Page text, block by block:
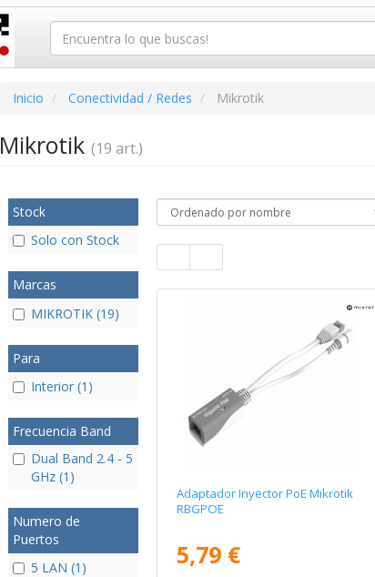
Inicio Conectividad / Redes Mikrotik
Mikrotik (19 art.)
Stock
Solo con Stock
Marcas
MIKROTIK (19)
Para
Interior (1)
Frecuencia Band
Dual Band 2.4 - 5
GHz (1)
Numero de
Puertos
5 LAN (1)
Adaptador Inyector PoE Mikrotik
RBGPOE
5,79 €